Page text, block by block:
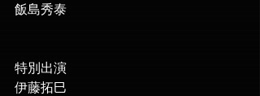
飯島秀泰
特別出演
伊藤拓巳